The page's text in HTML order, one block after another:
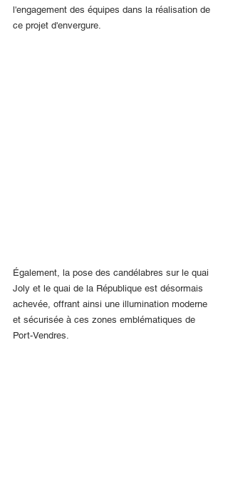
l'engagement des équipes dans la réalisation de
ce projet d'envergure.
Également, la pose des candélabres sur le quai
Joly et le quai de la République est désormais
achevée, offrant ainsi une illumination moderne
et sécurisée à ces zones emblématiques de
Port-Vendres.